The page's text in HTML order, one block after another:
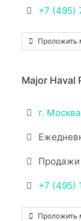
+7 (495)
Проложить
Major
г.
Продажи
+7 (495)
Проложить